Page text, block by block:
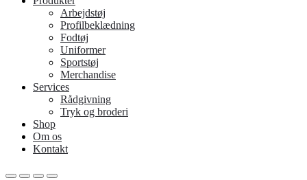
Arbejdstøj
Profilbeklædning
Fodtøj
Uniformer
Sportstøj
Merchandise
Services
Rådgivning
Tryk og broderi
Shop
Om os
Kontakt